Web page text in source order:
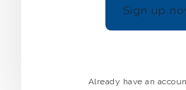
Sign up
Already have an